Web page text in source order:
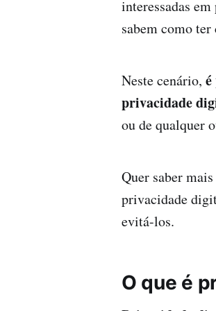
interessadas
sabem como
Neste cenário,
privacidade
ou de qualquer
Quer saber
privacidade
evitá-los.
O que é